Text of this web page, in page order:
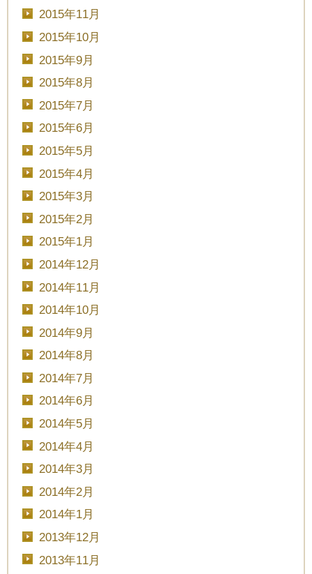
2015年11月
2015年10月
2015年9月
2015年8月
2015年7月
2015年6月
2015年5月
2015年4月
2015年3月
2015年2月
2015年1月
2014年12月
2014年11月
2014年10月
2014年9月
2014年8月
2014年7月
2014年6月
2014年5月
2014年4月
2014年3月
2014年2月
2014年1月
2013年12月
2013年11月